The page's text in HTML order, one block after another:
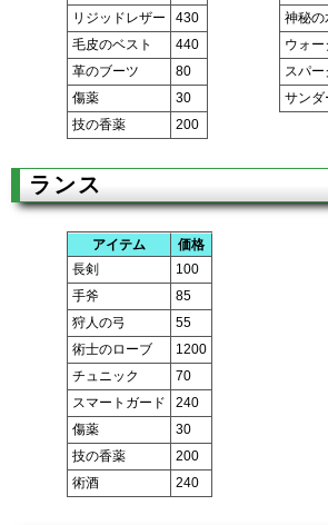
リジッドレザー
430
毛皮のベスト
440
革のブーツ
80
傷薬
30
技の香薬
200
神秘の
ウォ
スパ
サンダ
ランス
アイテム
価格
長剣
100
手斧
85
狩人の弓
55
術士のローブ
1200
チュニック
70
スマートガード
240
傷薬
30
技の香薬
200
術酒
240